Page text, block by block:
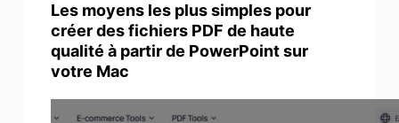
Les moyens les plus simples pour
créer des fichiers PDF de haute
qualité à partir de PowerPoint sur
votre Mac